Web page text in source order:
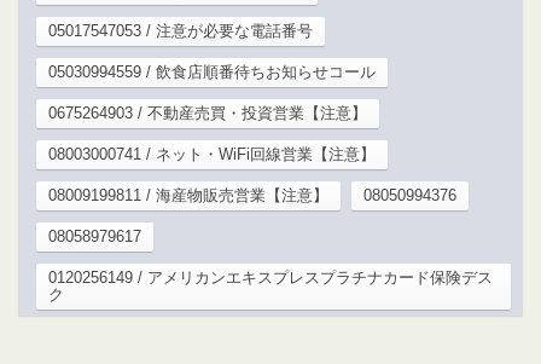
05017547053 / 注意が必要な電話番号
05030994559 / 飲食店順番待ちお知らせコール
0675264903 / 不動産売買・投資営業【注意】
08003000741 / ネット・WiFi回線営業【注意】
08009199811 / 海産物販売営業【注意】 08050994376
08058979617
0120256149 / アメリカンエキスプレスプラチナカード保険デス
ク